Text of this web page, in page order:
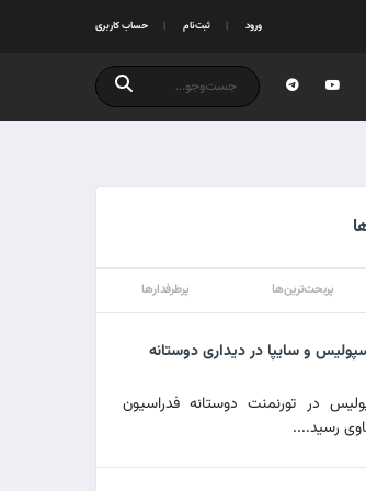
ورود ثبت‌نام حساب کاربری
پربحث‌ترین‌ها پرطرفدارها
و سایپا در دیداری دوستانه
در تورنمنت دوستانه فدراسیون
رسید....